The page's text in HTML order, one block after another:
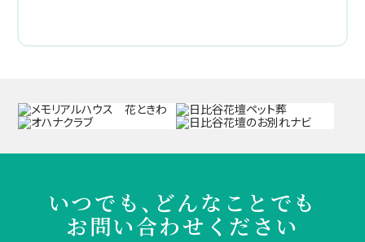
いつでも、どんなことでも
お問い合わせください